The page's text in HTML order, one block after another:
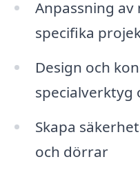
Anpassning
specifika
Design och
specialverktyg
Skapa
och dörrar